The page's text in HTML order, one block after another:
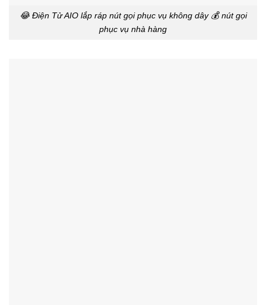
😂 Điện Tử AIO lắp ráp nút gọi phục vụ không dây 💰 nút gọi
phục vụ nhà hàng